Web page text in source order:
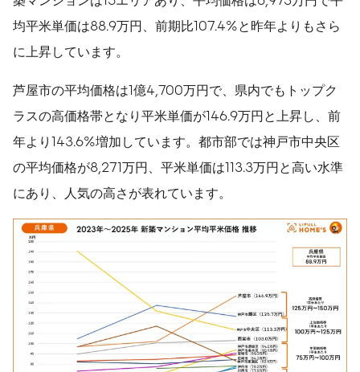
均平米単価は88.9万円、前期比107.4%と昨年よりもさら
に上昇しています。
芦屋市の平均価格は1億4,700万円で、県内でもトップク
ラスの高価格帯となり平米単価が146.9万円と上昇し、前
年より143.6%増加しています。都市部では神戸市中央区
の平均価格が8,271万円、平米単価は113.3万円と高い水準
にあり、人気の高さが表れています。